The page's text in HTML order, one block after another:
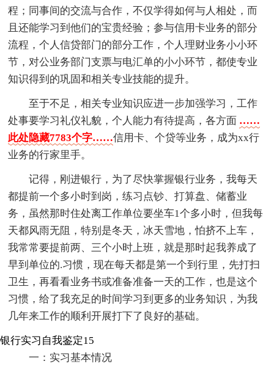
程；同事间的交流与合作，不仅学得如何与人相处，而
且还能学习到他们的宝贵经验；参与信用卡业务的部分
流程，个人信贷部门的部分工作，个人理财业务小小环
节，对公业务部门支票与电汇单的小小环节，都使专业
知识得到的巩固和相关专业技能的提升。
至于不足，相关专业知识应进一步加强学习，工作
处事要学习礼仪礼貌，个人能力有待提高，各方面 ……
此处隐藏7783个字……信用卡、个贷等业务，成为xx行
业务的行家里手。
记得，刚进银行，为了尽快掌握银行业务，我每天
都提前一个多小时到岗，练习点钞、打算盘、储蓄业
务，虽然那时住处离工作单位要坐车1个多小时，但我每
天都风雨无阻，特别是冬天，冰天雪地，怕挤不上车，
我常常要提前两、三个小时上班，就是那时起我养成了
早到单位的.习惯，现在每天都是第一个到行里，先打扫
卫生，再看看业务书或准备准备一天的工作，也是这个
习惯，给了我充足的时间学习到更多的业务知识，为我
几年来工作的顺利开展打下了良好的基础。
银行实习自我鉴定15
一：实习基本情况